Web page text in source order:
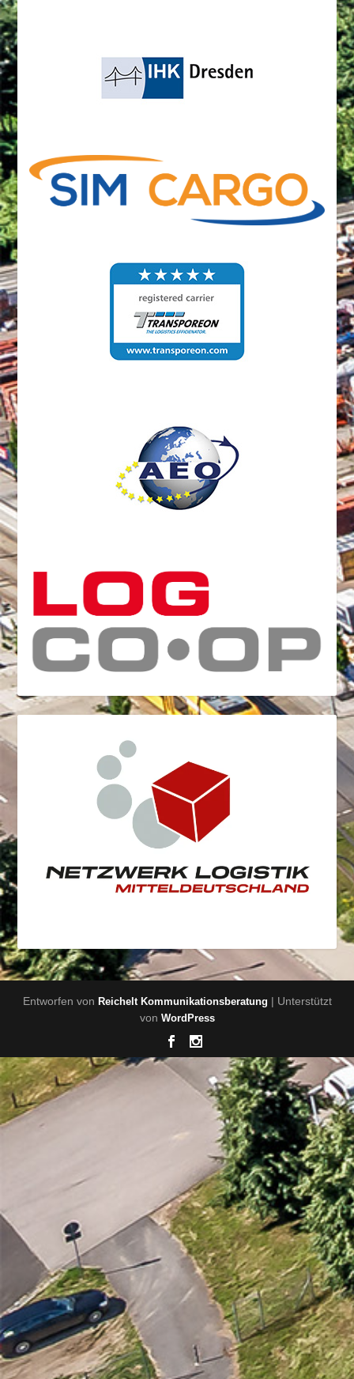
Entworfen von Reichelt Kommunikationsberatung | Unterstützt
von WordPress